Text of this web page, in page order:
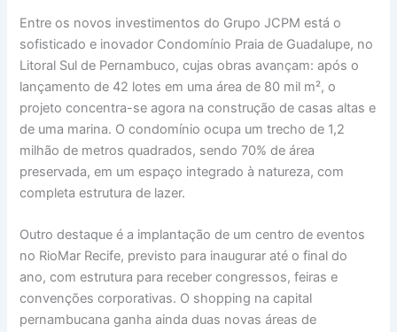
Entre os novos investimentos do Grupo JCPM está o
sofisticado e inovador Condomínio Praia de Guadalupe, no
Litoral Sul de Pernambuco, cujas obras avançam: após o
lançamento de 42 lotes em uma área de 80 mil m², o
projeto concentra-se agora na construção de casas altas e
de uma marina. O condomínio ocupa um trecho de 1,2
milhão de metros quadrados, sendo 70% de área
preservada, em um espaço integrado à natureza, com
completa estrutura de lazer.
Outro destaque é a implantação de um centro de eventos
no RioMar Recife, previsto para inaugurar até o final do
ano, com estrutura para receber congressos, feiras e
convenções corporativas. O shopping na capital
pernambucana ganha ainda duas novas áreas de